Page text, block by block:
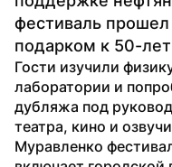
фестиваль прошел
подарком к 50-
Гости изучили
лаборатории и
дубляжа под
театра, кино и
Муравленко